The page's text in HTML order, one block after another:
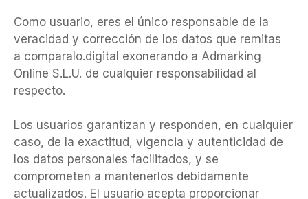
Como usuario, eres el único responsable de la
veracidad y corrección de los datos que remitas
a comparalo.digital exonerando a Admarking
Online S.L.U. de cualquier responsabilidad al
respecto.
Los usuarios garantizan y responden, en cualquier
caso, de la exactitud, vigencia y autenticidad de
los datos personales facilitados, y se
comprometen a mantenerlos debidamente
actualizados. El usuario acepta proporcionar